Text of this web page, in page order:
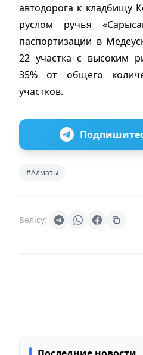
автодорога к кладбищу
руслом ручья
паспортизации в
22 участка с высоким
35% от общего
участков.
#Алматы
Бөлісу: